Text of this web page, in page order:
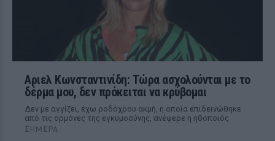
Αριελ Κωνσταντινίδη: Τώρα ασχολούνται με το
δέρμα μου, δεν πρόκειται να κρύβομαι
Δεν με αγγίζει, έχω ροδόχρου ακμή, η οποία επιδεινώθηκε
από τις ορμόνες της εγκυμοσύνης, ανέφερε η ηθοποιός
ΣΉΜΕΡΑ